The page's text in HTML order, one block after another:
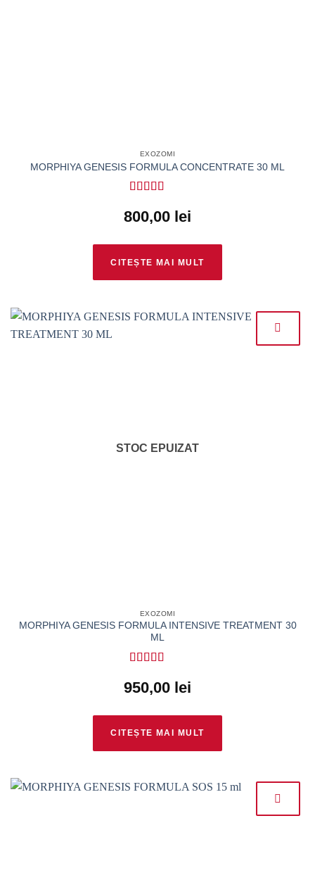
EXOZOMI
MORPHIYA GENESIS FORMULA CONCENTRATE 30 ML
din 5
800,00 lei
CITEȘTE MAI MULT
STOC EPUIZAT
EXOZOMI
MORPHIYA GENESIS FORMULA INTENSIVE TREATMENT 30
ML
din 5
950,00 lei
CITEȘTE MAI MULT